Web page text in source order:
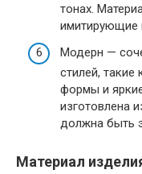
тонах.
имитирующие
Модерн —
стилей,
формы и
изготовлена
должна быть
Материал